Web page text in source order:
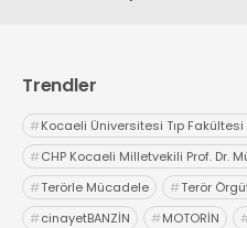
Trendler
#Kocaeli Üniversitesi Tıp
#CHP Kocaeli Milletvekili Prof. Dr.
#Terörle Mücadele #Terör
#cinayetBANZİN #MOTORİN